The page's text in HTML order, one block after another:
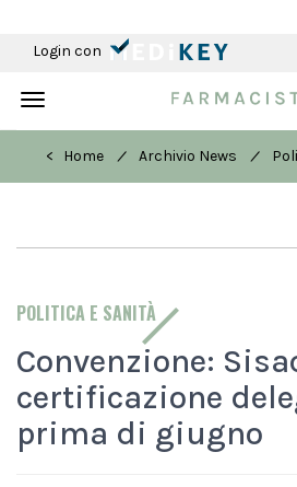
Login con
Toggle
< Home
/ Archivio News /
POLITICA E SANITÀ
Convenzione:
certificazione
prima di giugno